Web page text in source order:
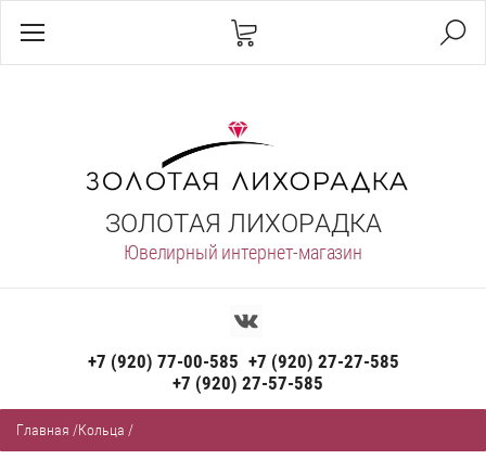
ЗОЛОТАЯ ЛИХОРАДКА
Ювелирный интернет-магазин
+7 (920) 77-00-585 +7 (920) 27-27-585
+7 (920) 27-57-585
Главная /Кольца /